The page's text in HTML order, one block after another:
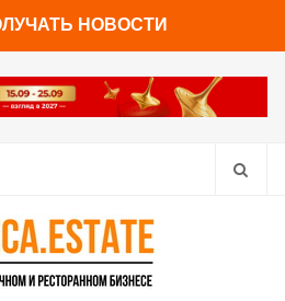
НОВОСТИ